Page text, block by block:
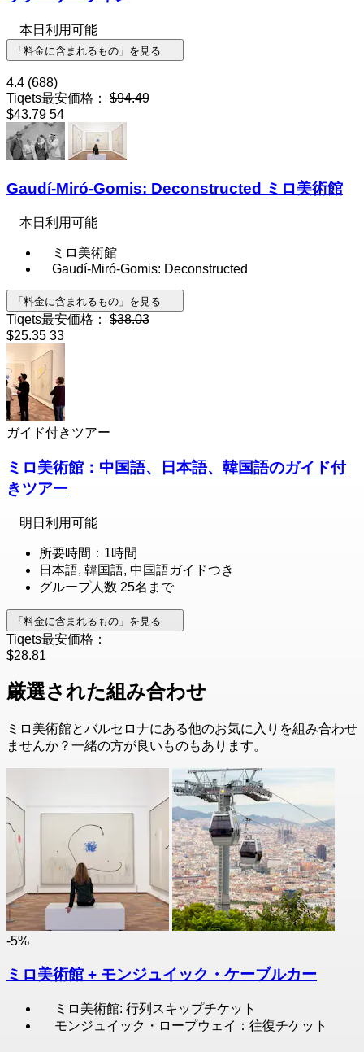
本日利用可能
「料金に含まれるもの」を見る
4.4 (688)
Tiqets最安価格： $94.49
$43.79 54
Gaudí-Miró-Gomis: Deconstructed ミロ美術館
本日利用可能
ミロ美術館
Gaudí-Miró-Gomis: Deconstructed
「料金に含まれるもの」を見る
Tiqets最安価格： $38.03
$25.35 33
ガイド付きツアー
ミロ美術館：中国語、日本語、韓国語のガイド付
きツアー
明日利用可能
所要時間：1時間
日本語, 韓国語, 中国語ガイドつき
グループ人数 25名まで
「料金に含まれるもの」を見る
Tiqets最安価格：
$28.81
厳選された組み合わせ
ミロ美術館とバルセロナにある他のお気に入りを組み合わせ
ませんか？一緒の方が良いものもあります。
-5%
ミロ美術館 + モンジュイック・ケーブルカー
ミロ美術館: 行列スキップチケット
モンジュイック・ロープウェイ：往復チケット